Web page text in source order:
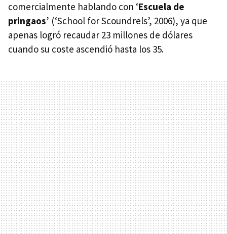
comercialmente hablando con ‘Escuela de
pringaos’ (‘School for Scoundrels’, 2006), ya que
apenas logró recaudar 23 millones de dólares
cuando su coste ascendió hasta los 35.